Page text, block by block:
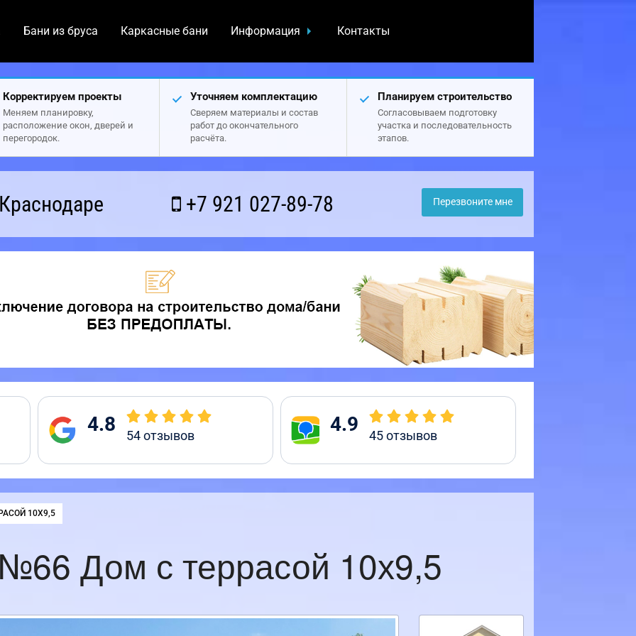
Бани из бруса Каркасные бани Информация Контакты
Корректируем проекты
Меняем планировку,
расположение окон, дверей и
перегородок.
Уточняем комплектацию
Сверяем материалы и состав
работ до окончательного
расчёта.
Планируем строительство
Согласовываем подготовку
участка и последовательность
этапов.
+7 921 027-89-78 Перезвоните мне
4.8 54отзывов 4.9 45отзывов
10Х9,5
Дом с террасой 10х9,5